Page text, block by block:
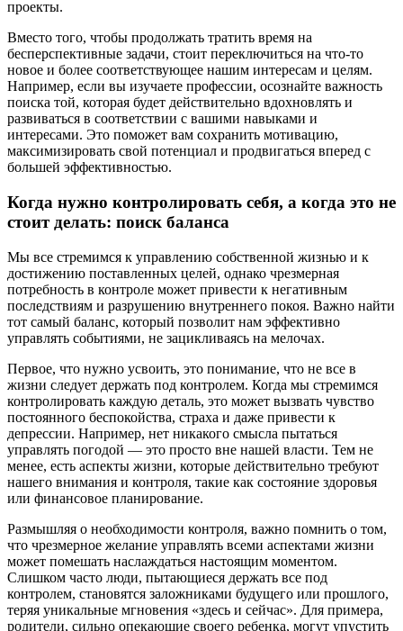
проекты.
Вместо того, чтобы продолжать тратить время на
бесперспективные задачи, стоит переключиться на что-то
новое и более соответствующее нашим интересам и целям.
Например, если вы изучаете профессии, осознайте важность
поиска той, которая будет действительно вдохновлять и
развиваться в соответствии с вашими навыками и
интересами. Это поможет вам сохранить мотивацию,
максимизировать свой потенциал и продвигаться вперед с
большей эффективностью.
Когда нужно контролировать себя, а когда это не
стоит делать: поиск баланса
Мы все стремимся к управлению собственной жизнью и к
достижению поставленных целей, однако чрезмерная
потребность в контроле может привести к негативным
последствиям и разрушению внутреннего покоя. Важно найти
тот самый баланс, который позволит нам эффективно
управлять событиями, не зацикливаясь на мелочах.
Первое, что нужно усвоить, это понимание, что не все в
жизни следует держать под контролем. Когда мы стремимся
контролировать каждую деталь, это может вызвать чувство
постоянного беспокойства, страха и даже привести к
депрессии. Например, нет никакого смысла пытаться
управлять погодой — это просто вне нашей власти. Тем не
менее, есть аспекты жизни, которые действительно требуют
нашего внимания и контроля, такие как состояние здоровья
или финансовое планирование.
Размышляя о необходимости контроля, важно помнить о том,
что чрезмерное желание управлять всеми аспектами жизни
может помешать наслаждаться настоящим моментом.
Слишком часто люди, пытающиеся держать все под
контролем, становятся заложниками будущего или прошлого,
теряя уникальные мгновения «здесь и сейчас». Для примера,
родители, сильно опекающие своего ребенка, могут упустить